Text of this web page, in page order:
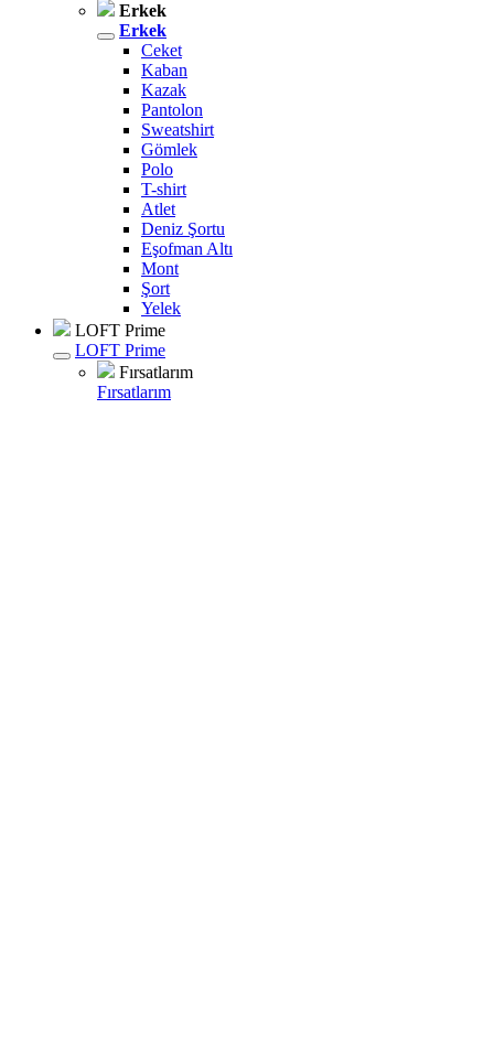
Erkek
Erkek
Ceket
Kaban
Kazak
Pantolon
Sweatshirt
Gömlek
Polo
T-shirt
Atlet
Deniz Şortu
Eşofman Altı
Mont
Şort
Yelek
LOFT Prime
LOFT Prime
Fırsatlarım
Fırsatlarım